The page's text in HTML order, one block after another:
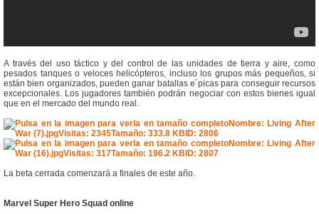
A través del uso táctico y del control de las unidades de tierra y aire, como
pesados tanques o veloces helicópteros, incluso los grupos más pequeños, si
están bien organizados, pueden ganar batallas e´picas para conseguir recursos
excepcionales. Los jugadores también podrán negociar con estos bienes igual
que en el mercado del mundo real.
La beta cerrada comenzará a finales de este año.
Marvel Super Hero Squad online